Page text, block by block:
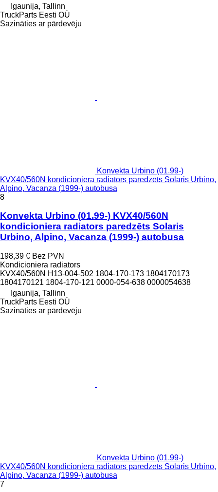
Igaunija, Tallinn
TruckParts Eesti OÜ
Sazināties ar pārdevēju
Konvekta Urbino (01.99-)
KVX40/560N kondicioniera radiators paredzēts Solaris Urbino,
Alpino, Vacanza (1999-) autobusa
8
Konvekta Urbino (01.99-) KVX40/560N
kondicioniera radiators paredzēts Solaris
Urbino, Alpino, Vacanza (1999-) autobusa
198,39 € Bez PVN
Kondicioniera radiators
KVX40/560N H13-004-502 1804-170-173 1804170173
1804170121 1804-170-121 0000-054-638 0000054638
Igaunija, Tallinn
TruckParts Eesti OÜ
Sazināties ar pārdevēju
Konvekta Urbino (01.99-)
KVX40/560N kondicioniera radiators paredzēts Solaris Urbino,
Alpino, Vacanza (1999-) autobusa
7